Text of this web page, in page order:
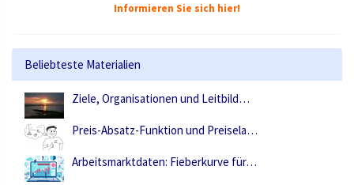
Informieren Sie sich hier!
Beliebteste Materialien
Ziele, Organisationen und Leitbild…
Preis-Absatz-Funktion und Preisela…
Arbeitsmarktdaten: Fieberkurve für…